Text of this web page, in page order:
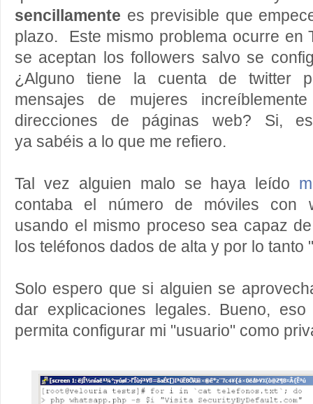
sencillamente es previsible que
plazo. Este mismo problema ocurre en
se aceptan los followers salvo se
¿Alguno tiene la cuenta de twitter
mensajes de mujeres
direcciones de páginas web? Si,
ya sabéis a lo que me refiero.
Tal vez alguien malo se haya leído
contaba el número de móviles con
usando el mismo proceso sea capaz
los teléfonos dados de alta y por lo tanto
Solo espero que si alguien se
dar explicaciones legales. Bueno,
permita configurar mi "usuario" como